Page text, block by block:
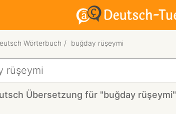
Wörterbuch buğday rüşeymi
Übersetzung für "buğday rüşeymi"